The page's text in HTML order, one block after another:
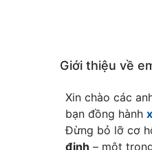
Giới thiệu về
Xin chào các
bạn đồng hành
Đừng bỏ lỡ cơ
định – một